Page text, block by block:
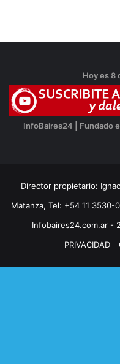
Hoy es 8
InfoBaires24 | Fundado
Director propietario:
Matanza, Tel: +54 11
Infobaires24.com.ar -
PRIVACIDAD